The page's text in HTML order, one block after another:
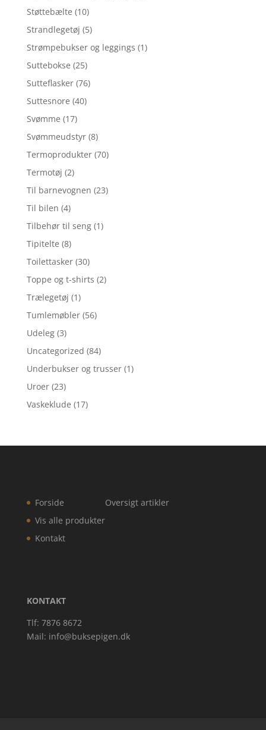
Støttebælte (10)
Strandlegetøj (5)
Strømpebukser og leggings (1)
Suttebokse (25)
Sutteflasker (76)
Suttesnore (40)
Svømme (17)
Svømmeudstyr (8)
Termoprodukter (70)
Termotøj (2)
Til barnevognen (23)
Til bilen (4)
Tilbehør til seng (1)
Tipitelte (8)
Toilettasker (30)
Toppe og t-shirts (2)
Trælegetøj (1)
Tumlemøbler (56)
Udeleg (3)
Uncategorized (84)
Underbukser og trusser (1)
Uroer (23)
Vaskeklude (17)
Forside
Vis alle produkter
Kontakt
Oversigt artikler
KONTAKT
Tlf: 7876 8672
Mail: info@buksepigen.dk